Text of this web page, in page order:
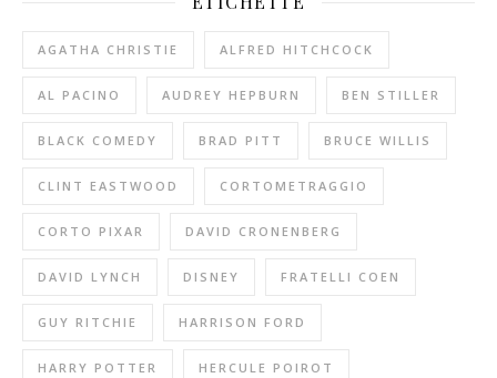
AGATHA CHRISTIE ALFRED HITCHCOCK
AL PACINO AUDREY HEPBURN BEN STILLER
BLACK COMEDY BRAD PITT BRUCE WILLIS
CLINT EASTWOOD CORTOMETRAGGIO
CORTO PIXAR DAVID CRONENBERG
DAVID LYNCH DISNEY FRATELLI COEN
GUY RITCHIE HARRISON FORD
HARRY POTTER HERCULE POIROT